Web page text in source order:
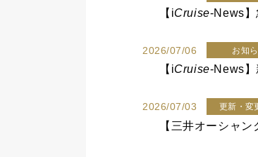
【 iCruise-News】
2026/07/06 お知
【 iCruise-News】
2026/07/03 更新・変
【三井オーシャ